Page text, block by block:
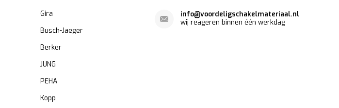
Gira
Busch-Jaeger
Berker
JUNG
PEHA
Kopp
info@voordeligschakelmateriaal.nl
wij reageren binnen één werkdag